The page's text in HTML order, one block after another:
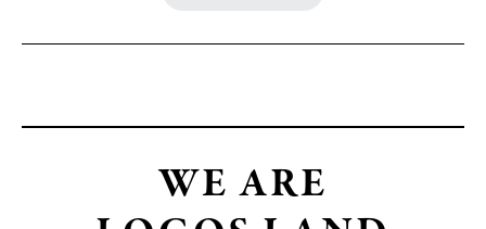
WE ARE